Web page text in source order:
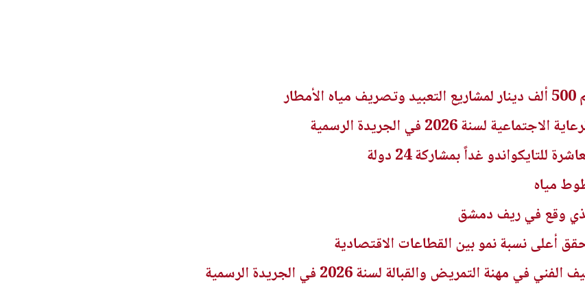
لسنة 2026 في الجريدة الرسمية
للتايكواندو غداً بمشاركة 24 دولة
مياه
الذي وقع في ريف دمشق
أعلى نسبة نمو بين القطاعات الاقتصادية
التمريض والقبالة لسنة 2026 في الجريدة الرسمية